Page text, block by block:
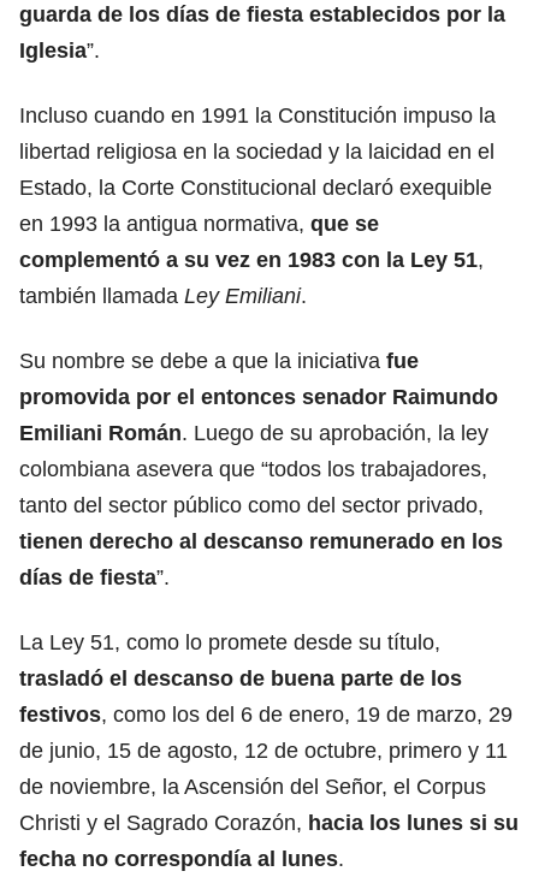
guarda de los días de fiesta establecidos por la
Iglesia”.
Incluso cuando en 1991 la Constitución impuso la
libertad religiosa en la sociedad y la laicidad en el
Estado, la Corte Constitucional declaró exequible
en 1993 la antigua normativa, que se
complementó a su vez en 1983 con la Ley 51,
también llamada Ley Emiliani.
Su nombre se debe a que la iniciativa fue
promovida por el entonces senador Raimundo
Emiliani Román. Luego de su aprobación, la ley
colombiana asevera que “todos los trabajadores,
tanto del sector público como del sector privado,
tienen derecho al descanso remunerado en los
días de fiesta”.
La Ley 51, como lo promete desde su título,
trasladó el descanso de buena parte de los
festivos, como los del 6 de enero, 19 de marzo, 29
de junio, 15 de agosto, 12 de octubre, primero y 11
de noviembre, la Ascensión del Señor, el Corpus
Christi y el Sagrado Corazón, hacia los lunes si su
fecha no correspondía al lunes.